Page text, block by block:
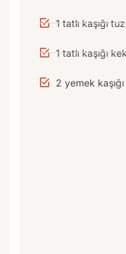
1 tatlı kaşığı tuz
1 tatlı kaşığı
2 yemek